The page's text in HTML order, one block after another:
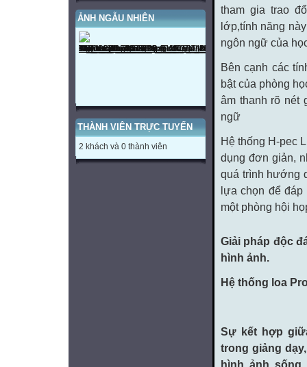
ẢNH NGẪU NHIÊN
THÀNH VIÊN TRỰC TUYẾN
2 khách và 0 thành viên
tham gia trao
lớp,tính năng
ngôn ngữ của
Bên cạnh các
bật của phòng
âm thanh rõ nét
ngữ
Hệ thống H-pec
dụng đơn giản,
quá trình hướng
lựa chọn để
một phòng hội
Giải pháp độc
hình ảnh.
Hệ thống loa
Sự kết hợp
trong giảng
hình ảnh sống